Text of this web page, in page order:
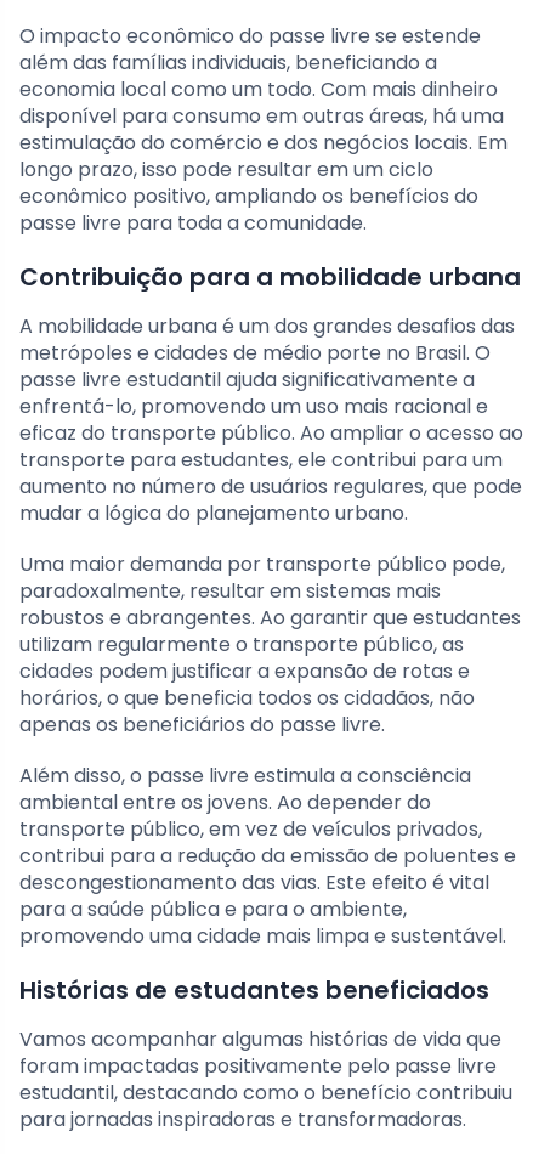
O impacto econômico do passe livre se estende
além das famílias individuais, beneficiando a
economia local como um todo. Com mais dinheiro
disponível para consumo em outras áreas, há uma
estimulação do comércio e dos negócios locais. Em
longo prazo, isso pode resultar em um ciclo
econômico positivo, ampliando os benefícios do
passe livre para toda a comunidade.
Contribuição para a mobilidade urbana
A mobilidade urbana é um dos grandes desafios das
metrópoles e cidades de médio porte no Brasil. O
passe livre estudantil ajuda significativamente a
enfrentá-lo, promovendo um uso mais racional e
eficaz do transporte público. Ao ampliar o acesso ao
transporte para estudantes, ele contribui para um
aumento no número de usuários regulares, que pode
mudar a lógica do planejamento urbano.
Uma maior demanda por transporte público pode,
paradoxalmente, resultar em sistemas mais
robustos e abrangentes. Ao garantir que estudantes
utilizam regularmente o transporte público, as
cidades podem justificar a expansão de rotas e
horários, o que beneficia todos os cidadãos, não
apenas os beneficiários do passe livre.
Além disso, o passe livre estimula a consciência
ambiental entre os jovens. Ao depender do
transporte público, em vez de veículos privados,
contribui para a redução da emissão de poluentes e
descongestionamento das vias. Este efeito é vital
para a saúde pública e para o ambiente,
promovendo uma cidade mais limpa e sustentável.
Histórias de estudantes beneficiados
Vamos acompanhar algumas histórias de vida que
foram impactadas positivamente pelo passe livre
estudantil, destacando como o benefício contribuiu
para jornadas inspiradoras e transformadoras.